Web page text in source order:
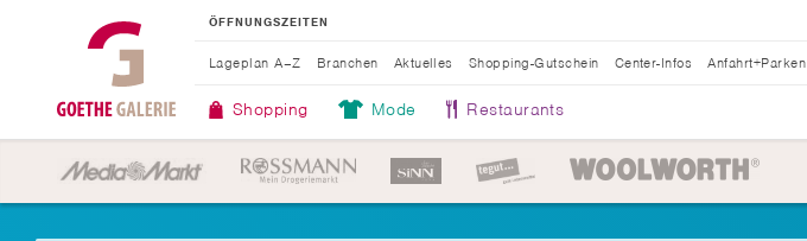
ÖFFNUNGSZEITEN
Shopping Mode Restaurants
Lageplan A–Z Branchen Aktuelles Shopping-Gutschein Center-Infos Anfahrt+Parken